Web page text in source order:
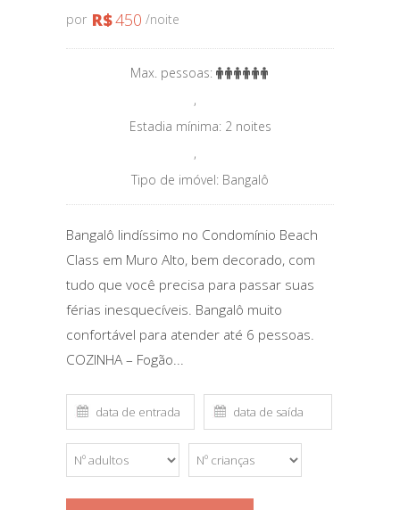
por R$450 /noite
Max. pessoas:
,
Estadia mínima: 2 noites
,
Tipo de imóvel: Bangalô
Bangalô lindíssimo no Condomínio Beach
Class em Muro Alto, bem decorado, com
tudo que você precisa para passar suas
férias inesquecíveis. Bangalô muito
confortável para atender até 6 pessoas.
COZINHA – Fogão...